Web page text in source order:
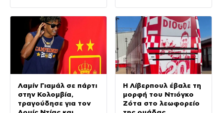
Λαμίν Γιαμάλ σε πάρτι
στην Κολομβία,
τραγούδησε για τον
Η Λίβερπουλ έβαλε τη
μορφή του Ντιόγκο
Ζότα στο λεωφορείο